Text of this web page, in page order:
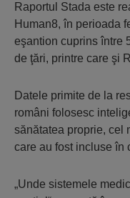
Raportul Stada este
Human8, în perioada
eşantion cuprins între
de ţări, printre care şi
Datele primite de la
români folosesc
sănătatea proprie, cel
care au fost incluse în
„Unde sistemele